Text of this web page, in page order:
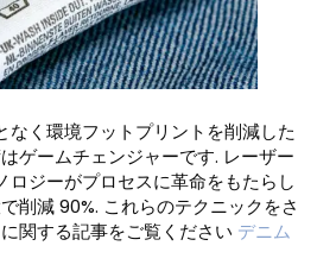
なく環境フットプリントを削減した
ゲームチェンジャーです. レーザー
ロジーがプロセスに革命をもたらし
削減 90%. これらのテクニックをさ
関する記事をご覧ください デニム